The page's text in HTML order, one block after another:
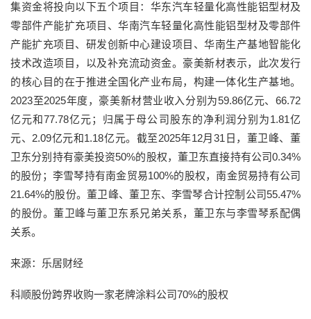
集资金将投向以下五个项目：华东汽车轻量化高性能铝型材及
零部件产能扩充项目、华南汽车轻量化高性能铝型材及零部件
产能扩充项目、研发创新中心建设项目、华南生产基地智能化
技术改造项目，以及补充流动资金。豪美新材表示，此次发行
的核心目的在于推进全国化产业布局，构建一体化生产基地。
2023至2025年度，豪美新材营业收入分别为59.86亿元、66.72
亿元和77.78亿元；归属于母公司股东的净利润分别为1.81亿
元、2.09亿元和1.18亿元。截至2025年12月31日，董卫峰、董
卫东分别持有豪美投资50%的股权，董卫东直接持有公司0.34%
的股份；李雪琴持有南金贸易100%的股权，南金贸易持有公司
21.64%的股份。董卫峰、董卫东、李雪琴合计控制公司55.47%
的股份。董卫峰与董卫东系兄弟关系，董卫东与李雪琴系配偶
关系。
来源：乐居财经
科顺股份跨界收购一家老牌涂料公司70%的股权